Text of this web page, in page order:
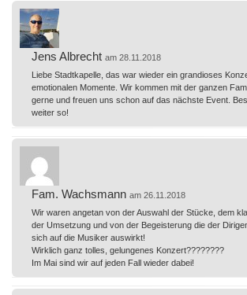
Jens Albrecht am 28.11.2018
Liebe Stadtkapelle, das war wieder ein grandioses
emotionalen Momente. Wir kommen mit der ganzen
gerne und freuen uns schon auf das nächste Event.
weiter so!
Fam. Wachsmann am 26.11.2018
Wir waren angetan von der Auswahl der Stücke, dem
der Umsetzung und von der Begeisterung die der
sich auf die Musiker auswirkt!
Wirklich ganz tolles, gelungenes Konzert????????
Im Mai sind wir auf jeden Fall wieder dabei!